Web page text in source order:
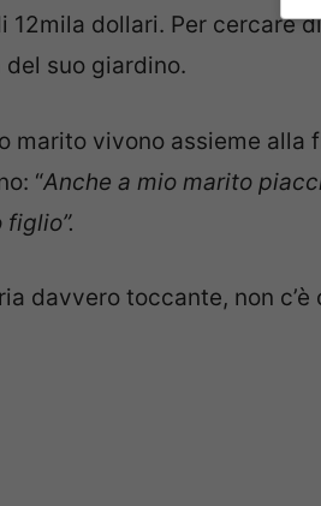
12mila dollari. Per cercare
del suo giardino.
marito vivono assieme
“Anche a mio marito
davvero toccante, non c’è